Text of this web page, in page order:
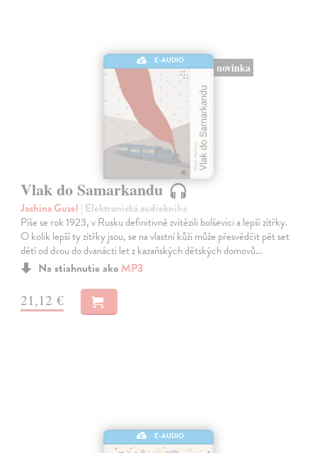
E-AUDIO
novinka
Vlak do Samarkandu
Jachina Guzel | Elektronická audiokniha
Píše se rok 1923, v Rusku definitivně zvítězili bolševici a lepší zítřky.
O kolik lepší ty zítřky jsou, se na vlastní kůži může přesvědčit pět set
dětí od dvou do dvanácti let z kazaňských dětských domovů…
Na stiahnutie ako MP3
21,12 €
E-AUDIO